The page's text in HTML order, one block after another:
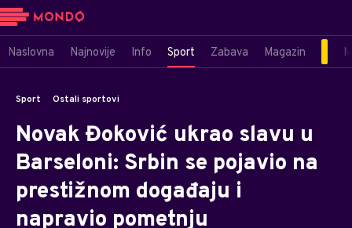
Naslovna Najnovije Info Sport Zabava Magazin
Sport Ostali sportovi
Novak Đoković ukrao slavu u
Barseloni: Srbin se pojavio na
prestižnom događaju i
napravio pometnju